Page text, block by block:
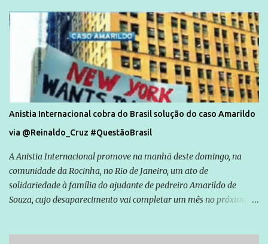
Anistia Internacional cobra do Brasil solução do caso Amarildo
via @Reinaldo_Cruz #QuestãoBrasil
A Anistia Internacional promove na manhã deste domingo, na
comunidade da Rocinha, no Rio de Janeiro, um ato de
solidariedade à família do ajudante de pedreiro Amarildo de
Souza, cujo desaparecimento vai completar um mês no próximo